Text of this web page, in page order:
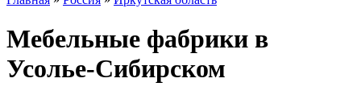
Мебельные фабрики в
Усолье-Сибирском